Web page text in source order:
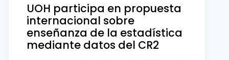
UOH participa en propuesta
internacional sobre
enseñanza de la estadística
mediante datos del CR2